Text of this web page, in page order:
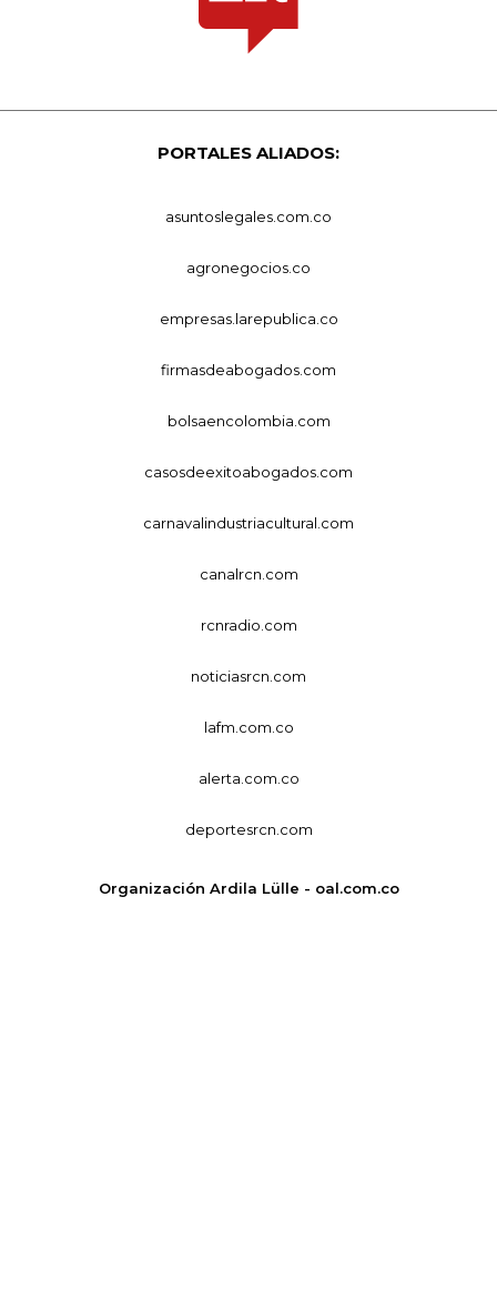
PORTALES ALIADOS:
asuntoslegales.com.co
agronegocios.co
empresas.larepublica.co
firmasdeabogados.com
bolsaencolombia.com
casosdeexitoabogados.com
carnavalindustriacultural.com
canalrcn.com
rcnradio.com
noticiasrcn.com
lafm.com.co
alerta.com.co
deportesrcn.com
Organización Ardila Lülle - oal.com.co